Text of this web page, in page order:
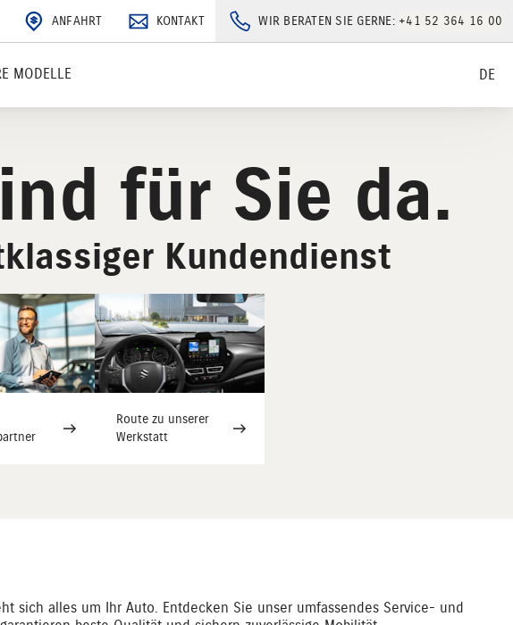
ANFAHRT KONTAKT WIR BERATEN SIE GERNE: +41 52 364 16 00
MODELLE DE
für Sie da.
Kundendienst
Route zu unserer
Werkstatt
sich alles um Ihr Auto. Entdecken Sie unser umfassendes Service- und